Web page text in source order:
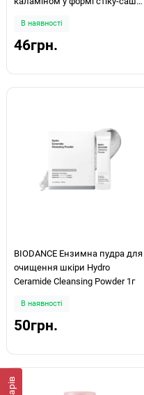
В наявності
46грн.
BIODANCE Ензимна пудра для
очищення шкіри Hydro
Ceramide Cleansing Powder 1г
В наявності
50грн.